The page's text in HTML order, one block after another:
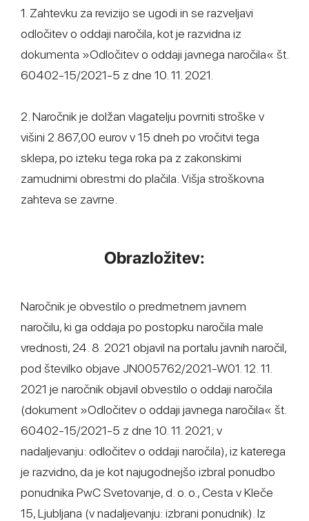
1. Zahtevku za revizijo se ugodi in se razveljavi
odločitev o oddaji naročila, kot je razvidna iz
dokumenta »Odločitev o oddaji javnega naročila« št.
60402-15/2021-5 z dne 10. 11. 2021.
2. Naročnik je dolžan vlagatelju povrniti stroške v
višini 2.867,00 eurov v 15 dneh po vročitvi tega
sklepa, po izteku tega roka pa z zakonskimi
zamudnimi obrestmi do plačila. Višja stroškovna
zahteva se zavrne.
Obrazložitev:
Naročnik je obvestilo o predmetnem javnem
naročilu, ki ga oddaja po postopku naročila male
vrednosti, 24. 8. 2021 objavil na portalu javnih naročil,
pod številko objave JN005762/2021-W01. 12. 11.
2021 je naročnik objavil obvestilo o oddaji naročila
(dokument »Odločitev o oddaji javnega naročila« št.
60402-15/2021-5 z dne 10. 11. 2021; v
nadaljevanju: odločitev o oddaji naročila), iz katerega
je razvidno, da je kot najugodnejšo izbral ponudbo
ponudnika PwC Svetovanje, d. o. o., Cesta v Kleče
15, Ljubljana (v nadaljevanju: izbrani ponudnik). Iz